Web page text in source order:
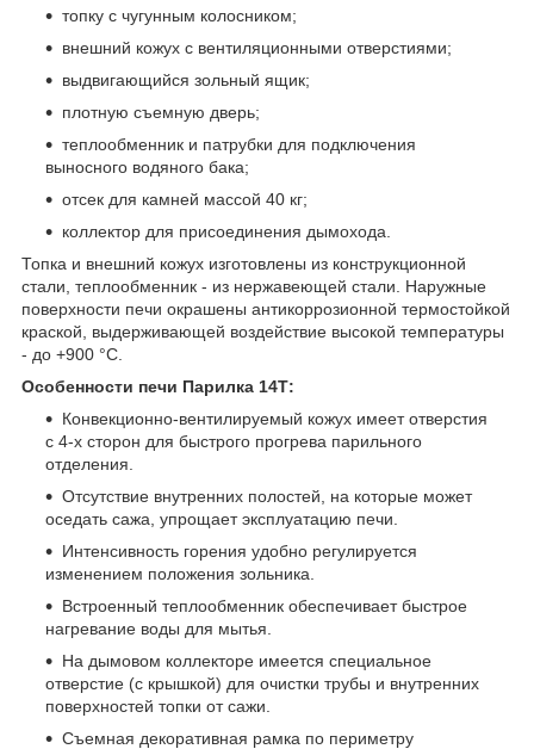
топку с чугунным колосником;
внешний кожух с вентиляционными отверстиями;
выдвигающийся зольный ящик;
плотную съемную дверь;
теплообменник и патрубки для подключения
выносного водяного бака;
отсек для камней массой 40 кг;
коллектор для присоединения дымохода.
Топка и внешний кожух изготовлены из конструкционной
стали, теплообменник - из нержавеющей стали. Наружные
поверхности печи окрашены антикоррозионной термостойкой
краской, выдерживающей воздействие высокой температуры
- до +900 °С.
Особенности печи Парилка 14Т:
Конвекционно-вентилируемый кожух имеет отверстия
с 4-х сторон для быстрого прогрева парильного
отделения.
Отсутствие внутренних полостей, на которые может
оседать сажа, упрощает эксплуатацию печи.
Интенсивность горения удобно регулируется
изменением положения зольника.
Встроенный теплообменник обеспечивает быстрое
нагревание воды для мытья.
На дымовом коллекторе имеется специальное
отверстие (с крышкой) для очистки трубы и внутренних
поверхностей топки от сажи.
Съемная декоративная рамка по периметру